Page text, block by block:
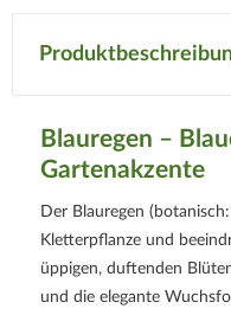
Blauregen –
Gartenakzente
Der Blauregen
Kletterpflanze und
üppigen, duftenden
und die elegante